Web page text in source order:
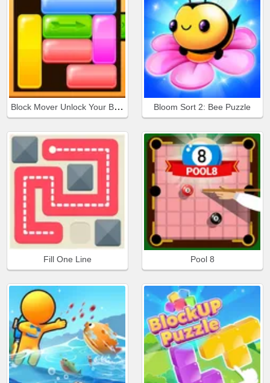
Block Mover Unlock Your Brain Bloom Sort 2: Bee Puzzle
Fill One Line Pool 8